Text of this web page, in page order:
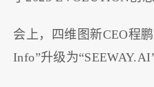
会上，四维图新CEO程
Info”升级为“SEEWAY.AI”